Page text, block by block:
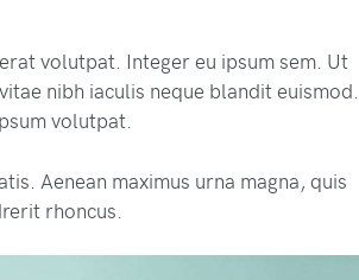
volutpat. Integer eu ipsum sem. Ut
nibh iaculis neque blandit euismod.
volutpat.
Aenean maximus urna magna, quis
rhoncus.